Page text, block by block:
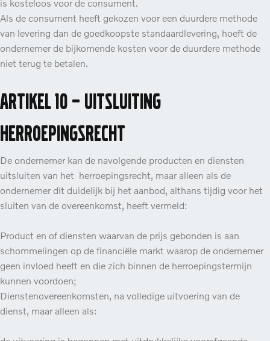
is kosteloos voor de consument.
Als de consument heeft gekozen voor een duurdere methode
van levering dan de goedkoopste standaardlevering, hoeft de
ondernemer de bijkomende kosten voor de duurdere methode
niet terug te betalen.
Artikel 10 – Uitsluiting
herroepingsrecht
De ondernemer kan de navolgende producten en diensten
uitsluiten van het herroepingsrecht, maar alleen als de
ondernemer dit duidelijk bij het aanbod, althans tijdig voor het
sluiten van de overeenkomst, heeft vermeld:
Product en of diensten waarvan de prijs gebonden is aan
schommelingen op de financiële markt waarop de ondernemer
geen invloed heeft en die zich binnen de herroepingstermijn
kunnen voordoen;
Dienstenovereenkomsten, na volledige uitvoering van de
dienst, maar alleen als: